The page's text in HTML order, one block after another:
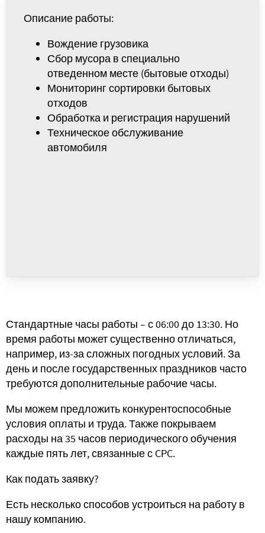
Описание работы:
Вождение грузовика
Сбор мусора в специально
отведенном месте (бытовые отходы)
Мониторинг сортировки бытовых
отходов
Обработка и регистрация нарушений
Техническое обслуживание
автомобиля
Стандартные часы работы – с 06:00 до 13:30. Но
время работы может существенно отличаться,
например, из-за сложных погодных условий. За
день и после государственных праздников часто
требуются дополнительные рабочие часы.
Мы можем предложить конкурентоспособные
условия оплаты и труда. Также покрываем
расходы на 35 часов периодического обучения
каждые пять лет, связанные с CPC.
Как подать заявку?
Есть несколько способов устроиться на работу в
нашу компанию.